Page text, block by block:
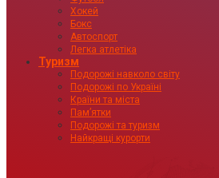
Хокей
Бокс
Автоспорт
Легка атлетіка
Туризм
Подорожі навколо світу
Подорожі по Україні
Країни та міста
Пам’ятки
Подорожі та туризм
Найкращі курорти